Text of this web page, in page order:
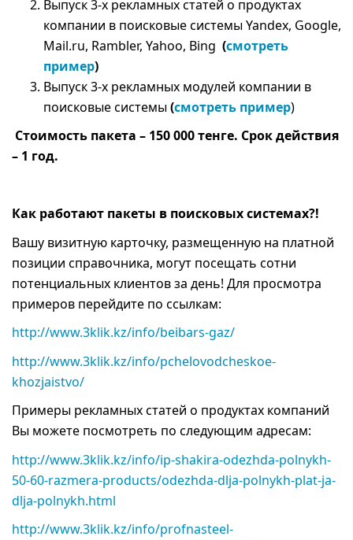
Выпуск 3-х рекламных статей о продуктах
компании в поисковые системы Yandex, Google,
Mail.ru, Rambler, Yahoo, Bing (смотреть
пример)
Выпуск 3-х рекламных модулей компании в
поисковые системы(смотреть пример)
Стоимость пакета – 150 000 тенге. Срок действия
– 1 год.
Как работают пакеты в поисковых системах?!
Вашу визитную карточку, размещенную на платной
позиции справочника, могут посещать сотни
потенциальных клиентов за день! Для просмотра
примеров перейдите по ссылкам:
http://www.3klik.kz/info/beibars-gaz/
http://www.3klik.kz/info/pchelovodcheskoe-
khozjaistvo/
Примеры рекламных статей о продуктах компаний
Вы можете посмотреть по следующим адресам:
http://www.3klik.kz/info/ip-shakira-odezhda-polnykh-
50-60-razmera-products/odezhda-dlja-polnykh-plat-ja-
dlja-polnykh.html
http://www.3klik.kz/info/profnasteel-